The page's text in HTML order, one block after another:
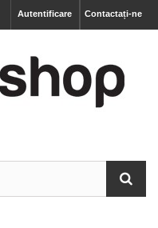
Contactați-ne
Autentificare